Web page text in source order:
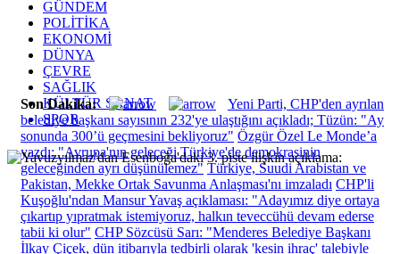
GÜNDEM
POLİTİKA
EKONOMİ
DÜNYA
ÇEVRE
SAĞLIK
KÜLTÜR SANAT
SPOR
Son Dakika:
Yeni Parti, CHP'den ayrılan
belediye başkanı sayısının 232'ye ulaştığını açıkladı; Tüzün: "Ay
sonunda 300’ü geçmesini bekliyoruz" Özgür Özel Le Monde’a
yazdı: "Avrupa'nın geleceği Türkiye'de demokrasinin
geleceğinden ayrı düşünülemez" Türkiye, Suudi Arabistan ve
Pakistan, Mekke Ortak Savunma Anlaşması'nı imzaladı CHP'li
Kuşoğlu'ndan Mansur Yavaş açıklaması: "Adayımız diye ortaya
çıkartıp yıpratmak istemiyoruz, halkın teveccühü devam ederse
tabii ki olur" CHP Sözcüsü Sarı: "Menderes Belediye Başkanı
İlkay Çiçek, dün itibarıyla tedbirli olarak 'kesin ihraç' talebiyle